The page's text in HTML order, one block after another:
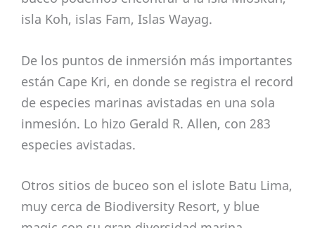
isla Koh, islas Fam, Islas Wayag.
De los puntos de inmersión más importantes
están Cape Kri, en donde se registra el record
de especies marinas avistadas en una sola
inmesión. Lo hizo Gerald R. Allen, con 283
especies avistadas.
Otros sitios de buceo son el islote Batu Lima,
muy cerca de Biodiversity Resort, y blue